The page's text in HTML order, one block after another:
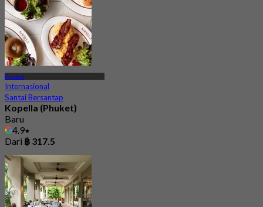
Phuket
Internasional
Santai Bersantap
Kopella (Phuket)
Baru
4.9
Dari ฿ 317.5